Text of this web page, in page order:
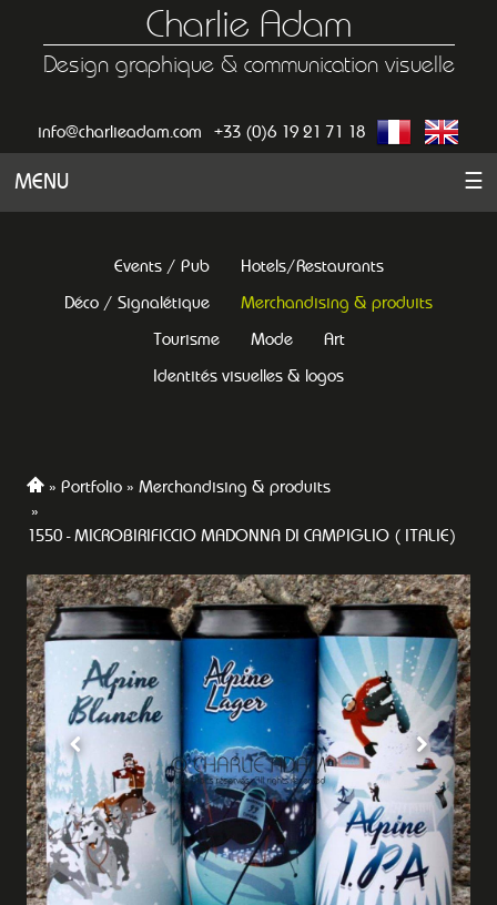
Charlie Adam
Design graphique & communication visuelle
info@charlieadam.com +33 (0)6 19 21 71 18
MENU ☰
Events / Pub
Hotels/Restaurants
Déco / Signalétique
Merchandising & produits
Tourisme
Mode
Art
Identités visuelles & logos
Portfolio Merchandising & produits
1550 - MICROBIRIFICCIO MADONNA DI CAMPIGLIO ( ITALIE)